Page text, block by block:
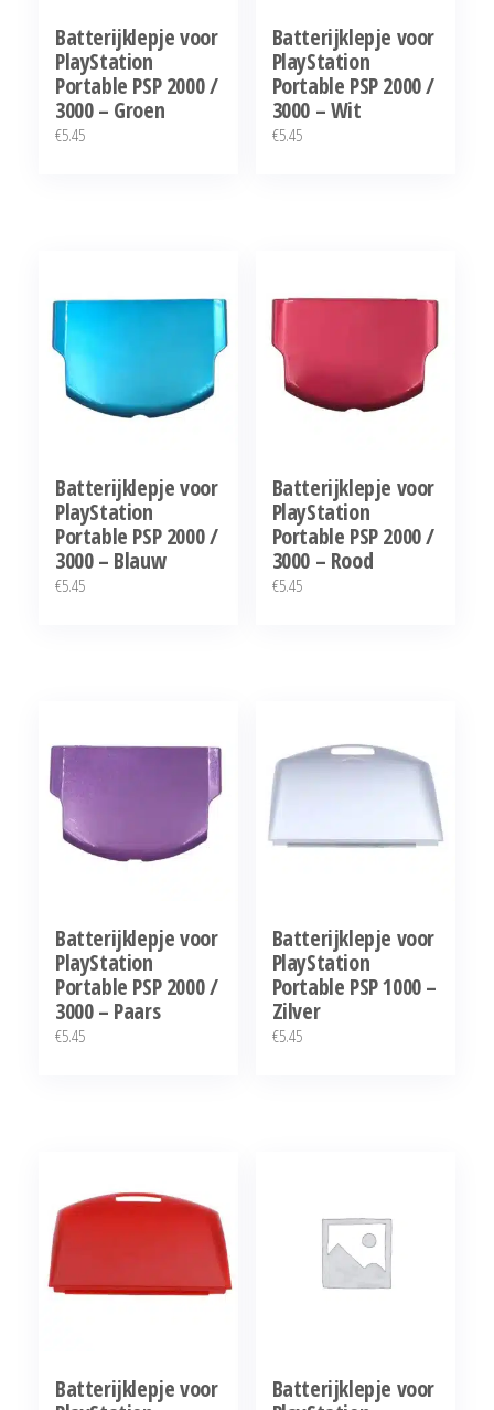
Batterijklepje voor
PlayStation
Portable PSP 2000 /
3000 – Groen
€5.45
Batterijklepje voor
PlayStation
Portable PSP 2000 /
3000 – Wit
€5.45
Batterijklepje voor
PlayStation
Portable PSP 2000 /
3000 – Blauw
€5.45
Batterijklepje voor
PlayStation
Portable PSP 2000 /
3000 – Rood
€5.45
Batterijklepje voor
PlayStation
Portable PSP 2000 /
3000 – Paars
€5.45
Batterijklepje voor
PlayStation
Portable PSP 1000 –
Zilver
€5.45
Batterijklepje voor
Batterijklepje voor